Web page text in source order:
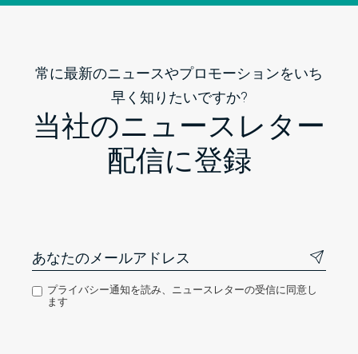
常に最新のニュースやプロモーションをいち
早く知りたいですか?
当社のニュースレター
配信に登録
プライバシー通知を読み、ニュースレターの受信に同意し
ます